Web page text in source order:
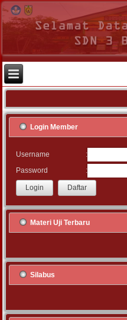
Login Member
Username
:
Password
:
Materi Uji Terbaru
Silabus